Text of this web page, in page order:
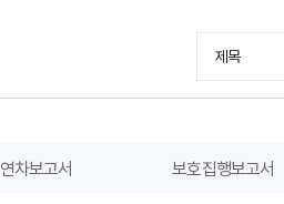
연차보고서 보호집행보고서